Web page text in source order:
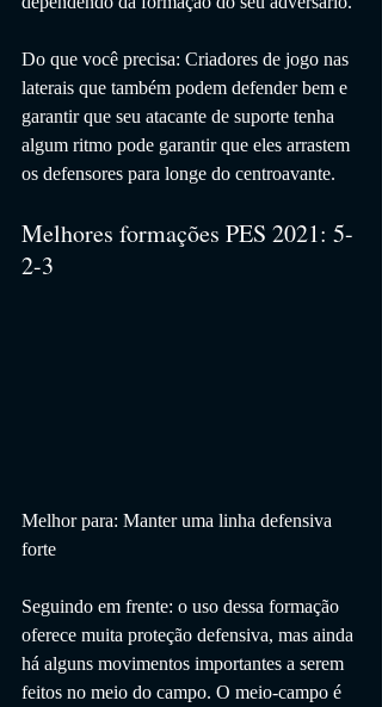
Do que você precisa: Criadores de jogo nas
laterais que também podem defender bem e
garantir que seu atacante de suporte tenha
algum ritmo pode garantir que eles arrastem
os defensores para longe do centroavante.
Melhores formações PES 2021: 5-
2-3
Melhor para: Manter uma linha defensiva
forte
Seguindo em frente: o uso dessa formação
oferece muita proteção defensiva, mas ainda
há alguns movimentos importantes a serem
feitos no meio do campo. O meio-campo é